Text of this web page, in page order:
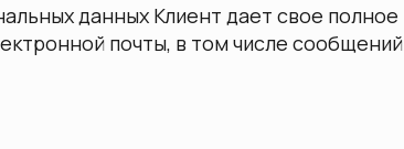
данных Клиент дает свое полное
почты, в том числе сообщений